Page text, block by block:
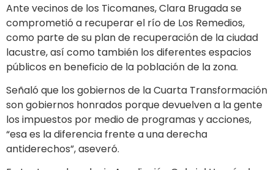
Ante vecinos de los Ticomanes, Clara Brugada se
comprometió a recuperar el río de Los Remedios,
como parte de su plan de recuperación de la ciudad
lacustre, así como también los diferentes espacios
públicos en beneficio de la población de la zona.
Señaló que los gobiernos de la Cuarta Transformación
son gobiernos honrados porque devuelven a la gente
los impuestos por medio de programas y acciones,
“esa es la diferencia frente a una derecha
antiderechos”, aseveró.